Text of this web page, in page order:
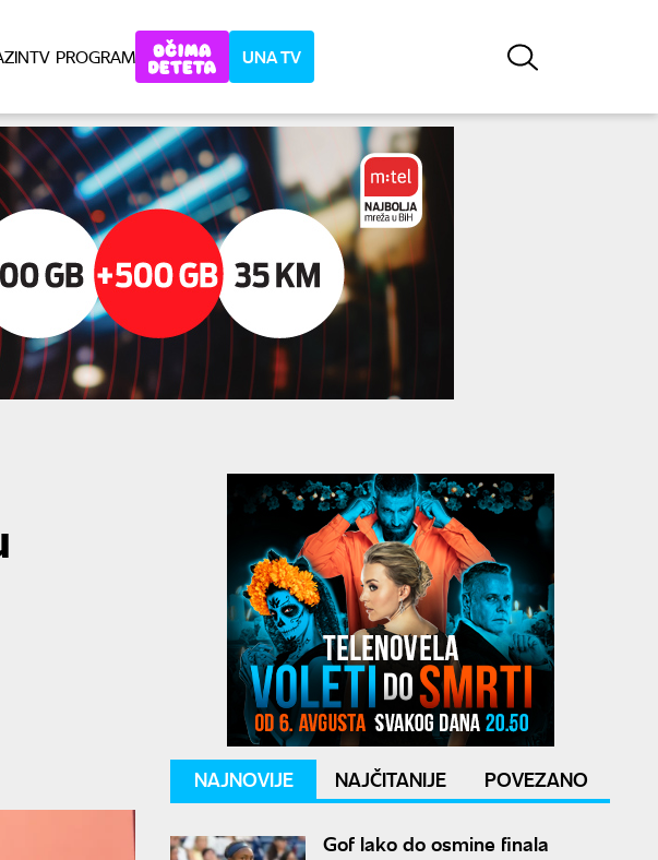
TV PROGRAM UNA TV
NAJNOVIJE NAJČITANIJE POVEZANO
Gof lako do osmine finala